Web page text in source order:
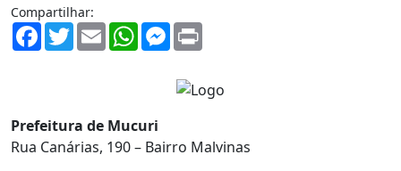
Compartilhar:
Facebook
TwitterEmailWhatsAppMessenger
Prefeitura de Mucuri
Rua Canárias, 190 – Bairro Malvinas